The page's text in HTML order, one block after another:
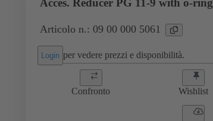
Acces. Reducer PG 11-9 with o-ring
Articolo n.: 09 00 000 5061
Login per vedere prezzi e disponibilità.
Confronto Wishlist